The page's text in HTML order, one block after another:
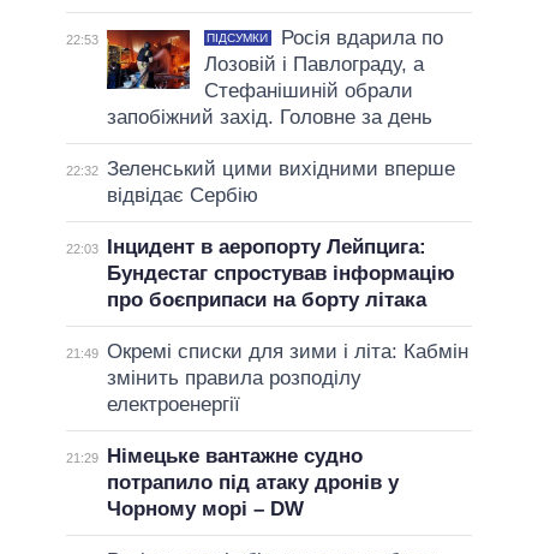
22:53 ПІДСУМКИ
Росія вдарила по
Лозовій і Павлограду, а
Стефанішиній обрали
запобіжний захід. Головне за день
22:32 Зеленський цими вихідними вперше
відвідає Сербію
22:03
Інцидент в аеропорту Лейпцига:
Бундестаг спростував інформацію
про боєприпаси на борту літака
21:49 Окремі списки для зими і літа: Кабмін
змінить правила розподілу
електроенергії
21:29
Німецьке вантажне судно
потрапило під атаку дронів у
Чорному морі – DW